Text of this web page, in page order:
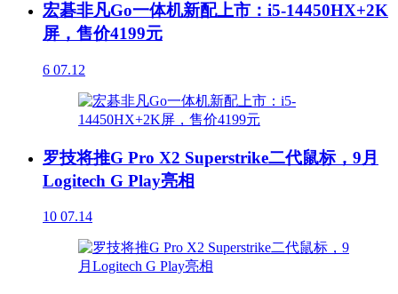
宏碁非凡Go一体机新配上市：i5-14450HX+2K
屏，售价4199元
6 07.12
罗技将推G Pro X2 Superstrike二代鼠标，9月
Logitech G Play亮相
10 07.14